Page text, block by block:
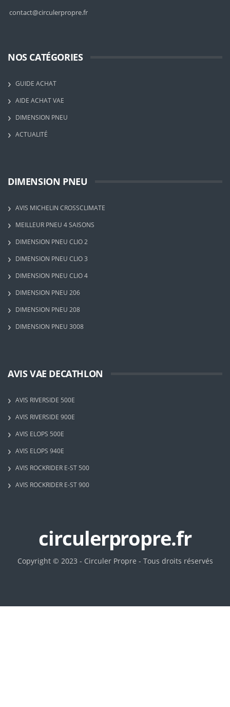
contact@circulerpropre.fr
NOS CATÉGORIES
GUIDE ACHAT
AIDE ACHAT VAE
DIMENSION PNEU
ACTUALITÉ
DIMENSION PNEU
AVIS MICHELIN CROSSCLIMATE
MEILLEUR PNEU 4 SAISONS
DIMENSION PNEU CLIO 2
DIMENSION PNEU CLIO 3
DIMENSION PNEU CLIO 4
DIMENSION PNEU 206
DIMENSION PNEU 208
DIMENSION PNEU 3008
AVIS VAE DECATHLON
AVIS RIVERSIDE 500E
AVIS RIVERSIDE 900E
AVIS ELOPS 500E
AVIS ELOPS 940E
AVIS ROCKRIDER E-ST 500
AVIS ROCKRIDER E-ST 900
circulerpropre.fr
Copyright © 2023 - Circuler Propre - Tous droits réservés